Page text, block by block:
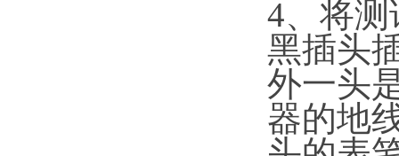
4、将
黑插头
外一头
器的地